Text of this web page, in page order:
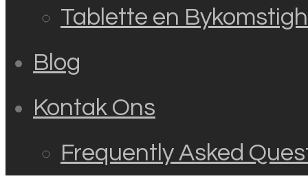
Tablette en
Blog
Kontak Ons
Frequently Asked